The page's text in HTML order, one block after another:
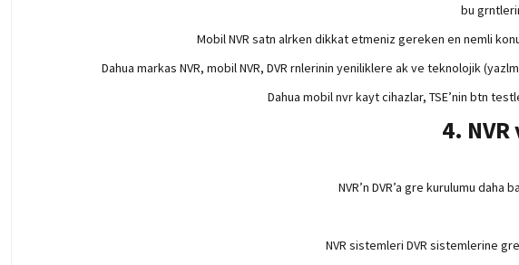
bu
Mobil NVR satn alrken dikkat etmeniz gereken en nemli
Dahua markas NVR, mobil NVR, DVR rnlerinin yeniliklere ak ve teknolojik
Dahua mobil nvr kayt cihazlar, TSE’nin btn
4.
NVR’n DVR’a gre kurulumu
NVR sistemleri DVR sistemlerine